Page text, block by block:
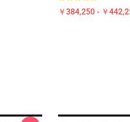
￥384,250 - ￥